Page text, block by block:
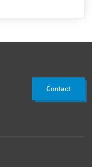
Contact